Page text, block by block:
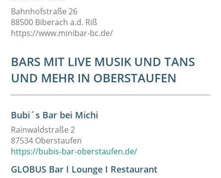
Bahnhofstraße 26
88500 Biberach a.d. Riß
https://www.minibar-bc.de/
BARS MIT LIVE MUSIK UND TANS
UND MEHR IN OBERSTAUFEN
Bubi´s Bar bei Michi
Rainwaldstraße 2
87534 Oberstaufen
https://bubis-bar-oberstaufen.de/
GLOBUS Bar I Lounge I Restaurant